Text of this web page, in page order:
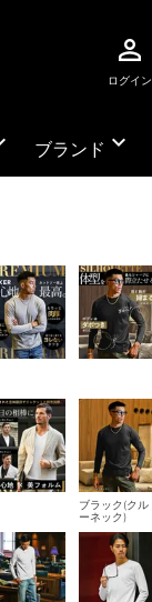
perm_identity
ログイン
ブランド expand_more
ブラック(クル
ーネック)